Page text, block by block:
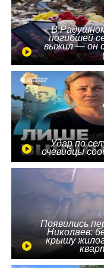
В
погибшей
выжил — он
Удар по
очевидцы
Появились
Николаев:
крышу